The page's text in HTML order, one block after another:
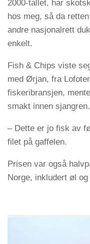
2000-tallet, har
hos meg, så da
andre nasjonalrett
enkelt.
Fish & Chips viste
med Ørjan, fra
fiskeribransjen,
smakt innen sjangren.
– Dette er jo fisk av
filet på gaffelen.
Prisen var også
Norge, inkludert øl